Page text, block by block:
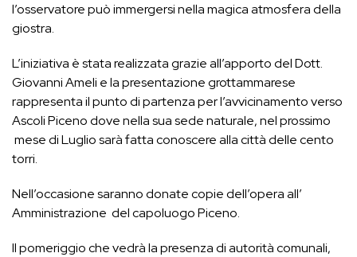
l’osservatore può immergersi nella magica atmosfera della
giostra.
L’iniziativa è stata realizzata grazie all’apporto del Dott.
Giovanni Ameli e la presentazione grottammarese
rappresenta il punto di partenza per l’avvicinamento verso
Ascoli Piceno dove nella sua sede naturale, nel prossimo
mese di Luglio sarà fatta conoscere alla città delle cento
torri.
Nell’occasione saranno donate copie dell’opera all’
Amministrazione del capoluogo Piceno.
Il pomeriggio che vedrà la presenza di autorità comunali,